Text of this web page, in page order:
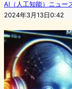
AI（人工知能）ニュー
2024年3月13日0:42